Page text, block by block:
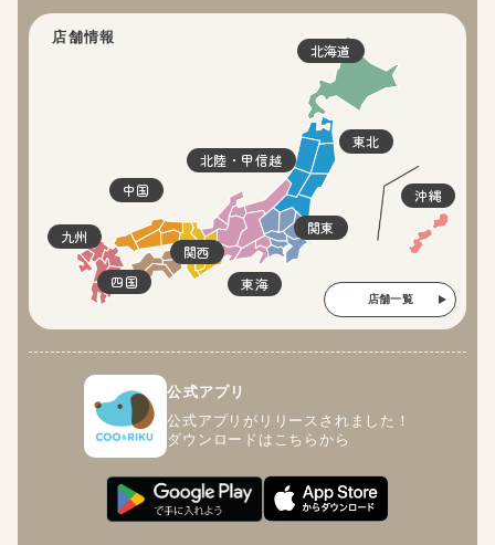
店舗情報
北海道
東北
関東
北陸・甲信越
東海
関西
四国
中国
九州
沖縄
店舗一覧
公式アプリ
公式アプリがリリースされました！
ダウンロードはこちらから